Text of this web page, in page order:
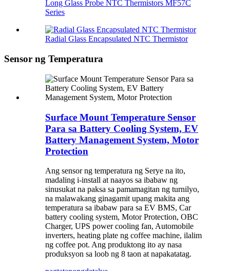
Long Glass Probe NTC Thermistors MF57C
Series
Radial Glass Encapsulated NTC Thermistor
Sensor ng Temperatura
Surface Mount Temperature Sensor
Para sa Battery Cooling System, EV
Battery Management System, Motor
Protection
Ang sensor ng temperatura ng Serye na ito,
madaling i-install at naayos sa ibabaw ng
sinusukat na paksa sa pamamagitan ng turnilyo,
na malawakang ginagamit upang makita ang
temperatura sa ibabaw para sa EV BMS, Car
battery cooling system, Motor Protection, OBC
Charger, UPS power cooling fan, Automobile
inverters, heating plate ng coffee machine, ilalim
ng coffee pot. Ang produktong ito ay nasa
produksyon sa loob ng 8 taon at napakatatag.